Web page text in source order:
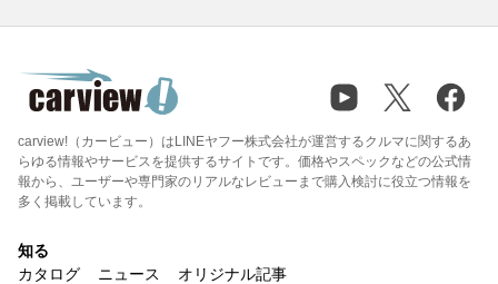
carview!（カービュー）はLINEヤフー株式会社が運営するクルマに関するあ
らゆる情報やサービスを提供するサイトです。価格やスペックなどの公式情
報から、ユーザーや専門家のリアルなレビューまで購入検討に役立つ情報を
多く掲載しています。
知る
カタログ
ニュース オリジナル記事